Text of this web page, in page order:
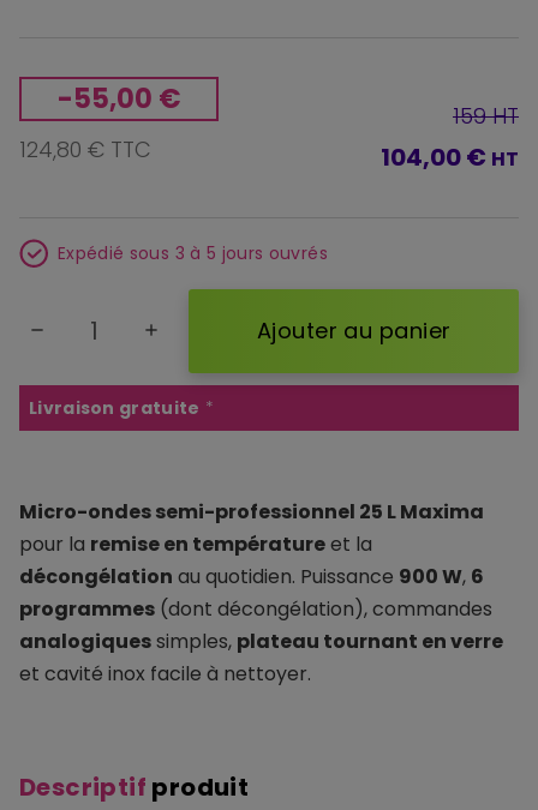
Micro-ondes semi-professionnel 25 L Maxima
pour la remise en températureet la
décongélation au quotidien. Puissance 900 W, 6
programmes (dont décongélation), commandes
analogiquessimples, plateau tournant en verre
et cavité inox facile à nettoyer.
Livraison gratuite *
-55,00 €
124,80 € TTC
159 HT
104,00 € HT
Expédié sous 3 à 5 jours ouvrés
remove add Ajouter au panier
Descriptif produit